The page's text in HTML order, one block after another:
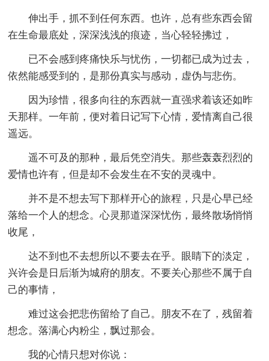
伸出手，抓不到任何东西。也许，总有些东西会留
在生命最底处，深深浅浅的痕迹，当心轻轻拂过，
已不会感到疼痛快乐与忧伤，一切都已成为过去，
依然能感受到的，是那份真实与感动，虚伪与悲伤。
因为珍惜，很多向往的东西就一直强求着该还如昨
天那样。一年前，便对着日记写下心情，爱情离自己很
遥远。
遥不可及的那种，最后凭空消失。那些轰轰烈烈的
爱情也许有，但是却不会发生在不安的灵魂中。
并不是不想去写下那样开心的旅程，只是心早已经
落给一个人的想念。心灵那道深深忧伤，最终散场悄悄
收尾，
达不到也不去想所以不要去在乎。眼睛下的淡定，
兴许会是日后渐为城府的朋友。不要关心那些不属于自
己的事情，
难过这会把悲伤留给了自己。朋友不在了，残留着
想念。落满心内粉尘，飘过那会。
我的心情只想对你说：